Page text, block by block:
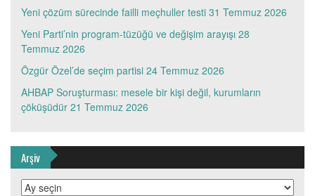
Yeni çözüm sürecinde failli meçhuller testi 31 Temmuz 2026
Yeni Parti’nin program-tüzüğü ve değişim arayışı 28
Temmuz 2026
Özgür Özel’de seçim partisi 24 Temmuz 2026
AHBAP Soruşturması: mesele bir kişi değil, kurumların
çöküşüdür 21 Temmuz 2026
Arşiv
Arşiv